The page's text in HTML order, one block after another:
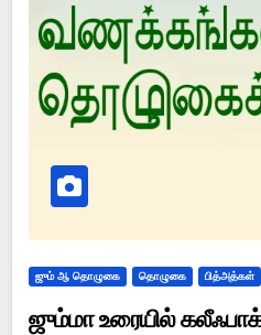
ஜும் ஆ தொழுகை தொழுகை பித்அத்கள்
ஜும்மா உரையில்